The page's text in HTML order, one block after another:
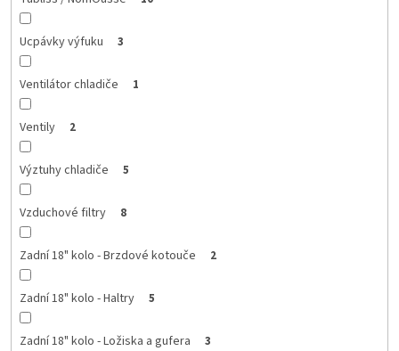
Ucpávky výfuku 3
Ventilátor chladiče 1
Ventily 2
Výztuhy chladiče 5
Vzduchové filtry 8
Zadní 18" kolo - Brzdové kotouče 2
Zadní 18" kolo - Haltry 5
Zadní 18" kolo - Ložiska a gufera 3